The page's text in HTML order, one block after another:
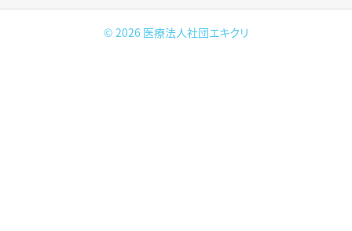
© 2026 医療法人社団エキクリ